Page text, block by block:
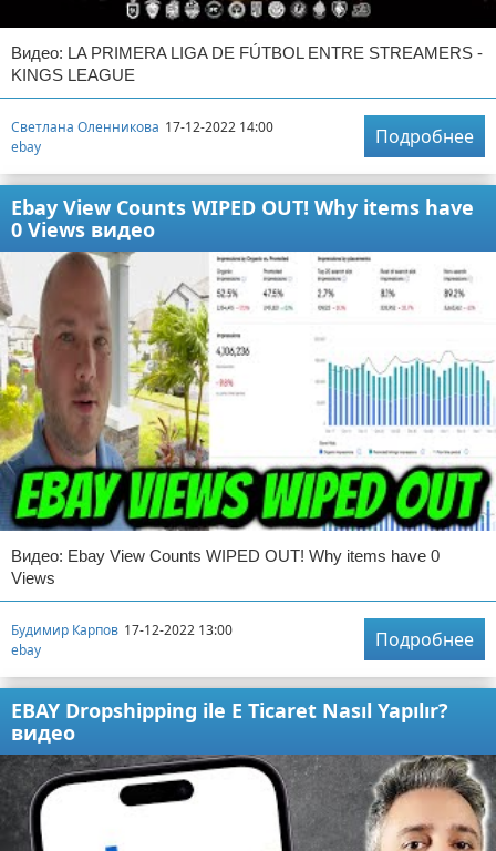
Видео: LA PRIMERA LIGA DE FÚTBOL ENTRE STREAMERS -
KINGS LEAGUE
Светлана Оленникова 17-12-2022 14:00
ebay
Подробнее
Ebay View Counts WIPED OUT! Why items have
0 Views видео
Видео: Ebay View Counts WIPED OUT! Why items have 0
Views
Будимир Карпов 17-12-2022 13:00
ebay
Подробнее
EBAY Dropshipping ile E Ticaret Nasıl Yapılır?
видео